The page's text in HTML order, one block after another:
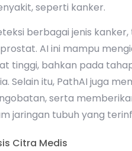
seperti kanker.
berbagai jenis
AI ini mampu
tinggi, bahkan pada
Selain itu, PathAI juga
serta
jaringan tubuh yang
Citra Medis